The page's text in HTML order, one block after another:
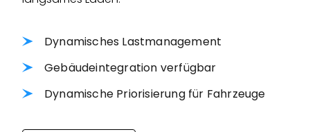
Dynamisches Lastmanagement
Gebäudeintegration verfügbar
Dynamische Priorisierung für Fahrzeuge